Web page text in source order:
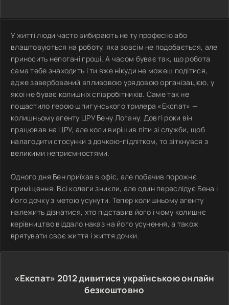
У житті люди часто вибирають не ту професію або
влаштовуються на роботу, яка зовсім не подобається, але
приносить непогані гроші. А часом буває так, що робота
сама тебе знаходить і ти вже нікуди не можеш подітися,
адже завербований впливовою урядовою організацією, у
якої не буває колишніх співробітників. Саме так не
пощастило герою шпигунського трилера «Експат» —
колишньому агенту ЦРУ Бену Логану. Довгі роки він
працював на ЦРУ, але коли вирішив піти зі служби, щоб
налагодити стосунки з дочкою-підлітком, то зіткнувся з
великими неприємностями.
Одного дня Бен приїхав в офіс, але побачив порожнє
приміщення. Всі колеги зникли, але один переслідує Бена і
його дочку з метою усунути. Тепер колишньому агенту
належить дізнатися, хто підставив його і чому колишнє
керівництво віддало наказ на його усунення, а також
врятувати своє життя і життя дочки.
«Експат» 2012дивитися українською онлайн
безкоштовно